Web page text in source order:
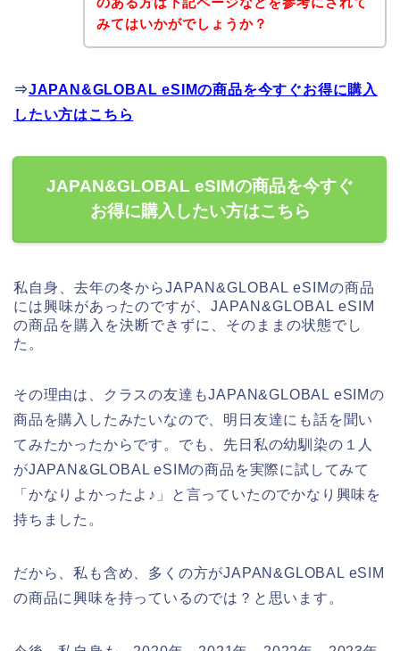
みてはいかがでしょうか？
⇒JAPAN&GLOBAL eSIMの商品を今すぐお得に購入
したい方はこちら
JAPAN&GLOBAL eSIMの商品を今すぐ
お得に購入したい方はこちら
私自身、去年の冬からJAPAN&GLOBAL eSIMの商品
には興味があったのですが、JAPAN&GLOBAL eSIM
の商品を購入を決断できずに、そのままの状態でし
た。
その理由は、クラスの友達もJAPAN&GLOBAL eSIMの
商品を購入したみたいなので、明日友達にも話を聞い
てみたかったからです。でも、先日私の幼馴染の１人
がJAPAN&GLOBAL eSIMの商品を実際に試してみて
「かなりよかったよ♪」と言っていたのでかなり興味を
持ちました。
だから、私も含め、多くの方がJAPAN&GLOBAL eSIM
の商品に興味を持っているのでは？と思います。